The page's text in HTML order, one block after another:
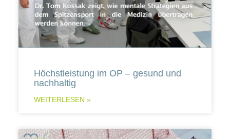
Höchstleistung im OP – gesund und
nachhaltig
WEITERLESEN »